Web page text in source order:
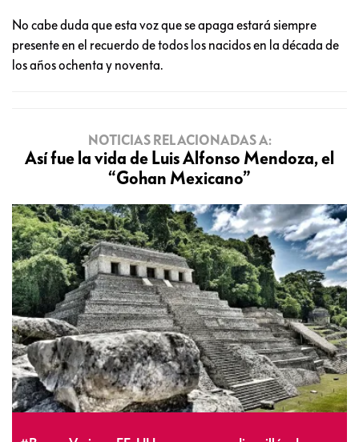
No cabe duda que esta voz que se apaga estará siempre
presente en el recuerdo de todos los nacidos en la década de
los años ochenta y noventa.
NOTICIAS RELACIONADAS A:
Así fue la vida de Luis Alfonso Mendoza, el
“Gohan Mexicano”